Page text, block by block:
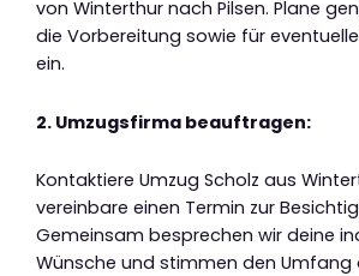
von Winterthur nach Pilsen. Plane
die Vorbereitung sowie für
ein.
2. Umzugsfirma beauftragen:
Kontaktiere Umzug Scholz aus
vereinbare einen Termin zur
Gemeinsam besprechen wir deine
Wünsche und stimmen den Umfang